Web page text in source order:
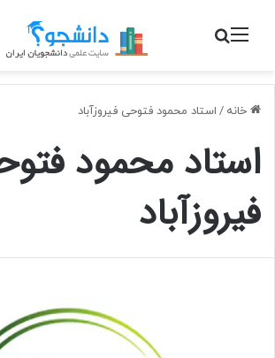
منو جستجو برای
خانه / استاد محمود فتوحی فیروزآباد
استاد محمود
فیروزآباد